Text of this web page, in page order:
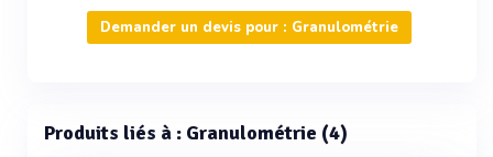
Demander un devis pour : Granulométrie
Produits liés à : Granulométrie (4)